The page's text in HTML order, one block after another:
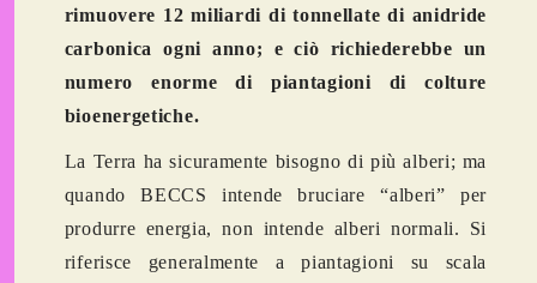
rimuovere 12 miliardi di tonnellate di anidride
carbonica ogni anno; e ciò richiederebbe un
numero enorme di piantagioni di colture
bioenergetiche.
La Terra ha sicuramente bisogno di più alberi; ma
quando BECCS intende bruciare “alberi” per
produrre energia, non intende alberi normali. Si
riferisce generalmente a piantagioni su scala